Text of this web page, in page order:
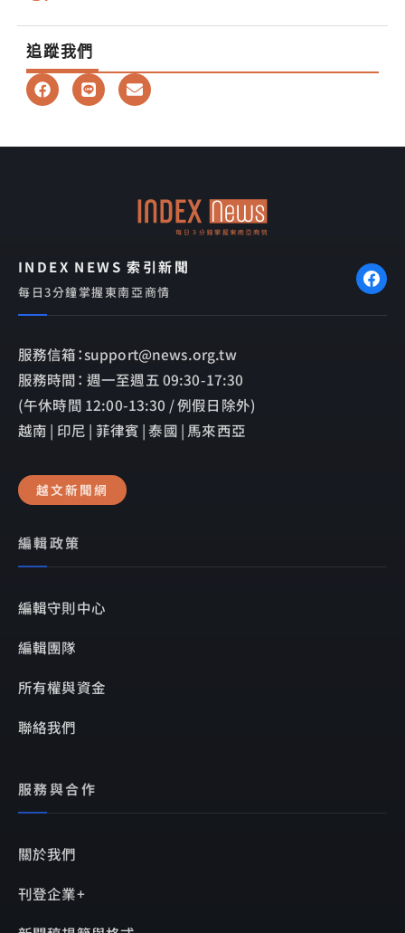
追蹤我們
F
a
b
L
i
E
n
l
INDEX NEWS 索引新聞
每日3分鐘掌握東南亞商情
服務信箱：support@news.org.tw
服務時間： 週一至週五 09:30-17:30
(午休時間 12:00-13:30 / 例假日除外)
越南 | 印尼 | 菲律賓 | 泰國 | 馬來西亞
越文新聞網
編輯政策
編輯守則中心
編輯團隊
所有權與資金
聯絡我們
服務與合作
關於我們
刊登企業+